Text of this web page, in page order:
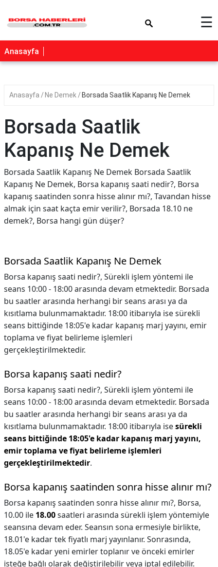
☰
Anasayfa
Anasayfa Ne Demek Borsada Saatlik Kapanış Ne Demek
Borsada Saatlik
Kapanış Ne Demek
Borsada Saatlik Kapanış Ne Demek Borsada Saatlik
Kapanış Ne Demek, Borsa kapanış saati nedir?, Borsa
kapanış saatinden sonra hisse alınır mı?, Tavandan hisse
almak için saat kaçta emir verilir?, Borsada 18.10 ne
demek?, Borsa hangi gün düşer?
Borsada Saatlik Kapanış Ne Demek
Borsa kapanış saati nedir?, Sürekli işlem yöntemi ile
seans 10:00 - 18:00 arasında devam etmektedir. Borsada
bu saatler arasında herhangi bir seans arası ya da
kısıtlama bulunmamaktadır. 18:00 itibarıyla ise sürekli
seans bittiğinde 18:05'e kadar kapanış marj yayını, emir
toplama ve fiyat belirleme işlemleri
gerçekleştirilmektedir.
Borsa kapanış saati nedir?
Borsa kapanış saati nedir?, Sürekli işlem yöntemi ile
seans 10:00 - 18:00 arasında devam etmektedir. Borsada
bu saatler arasında herhangi bir seans arası ya da
kısıtlama bulunmamaktadır. 18:00 itibarıyla isesürekli
seans bittiğinde 18:05'e kadar kapanış marj yayını,
emir toplama ve fiyat belirleme işlemleri
gerçekleştirilmektedir.
Borsa kapanış saatinden sonra hisse alınır mı?
Borsa kapanış saatinden sonra hisse alınır mı?, Borsa,
10.00 ile 18.00saatleri arasında sürekli işlem yöntemiyle
seansına devam eder. Seansın sona ermesiyle birlikte,
18.01'e kadar tek fiyatlı marj yayınlanır. Sonrasında,
18.05'e kadar yeni emirler toplanır ve önceki emirler
isteğe bağlı olarak değiştirilebilir veya iptal edilebilir.